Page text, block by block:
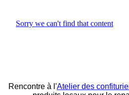
Rencontre à l'Atelier des